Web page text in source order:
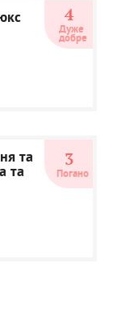
4
Дуже
добре
та
та
3
Погано